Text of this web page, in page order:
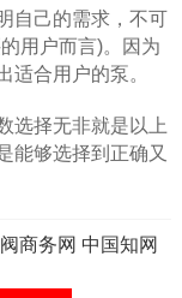
己的需求，不可
用户而言)。因为
适合用户的泵。
择无非就是以上
能够选择到正确又
商务网 中国知网